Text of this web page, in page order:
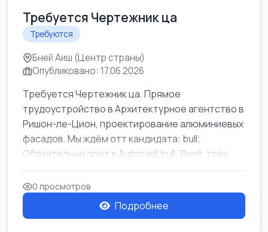
Требуется Чертежник ца
Требуются
Бней Аиш (Центр страны)
Опубликовано: 17.06.2026
Требуется Чертежник ца. Прямое
трудоустройство в Архитектурное агентство в
Ришон-ле-Цион, проектирование алюминиевых
фасадов. Мы ждём отт кандидата: bull;
Обязательно опыт в Autocad! bull; Revit, трёх...
0 просмотров
Подробнее